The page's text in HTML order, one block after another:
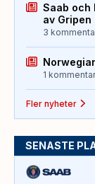
Saab och
av Gripen
3
1 kommentar
Fler nyheter
SENASTE